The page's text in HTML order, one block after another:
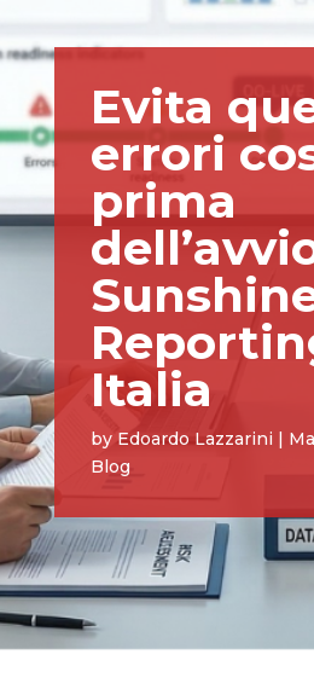
Evita
errori
prima
Italia
by Edoardo Lazzarini |
Blog